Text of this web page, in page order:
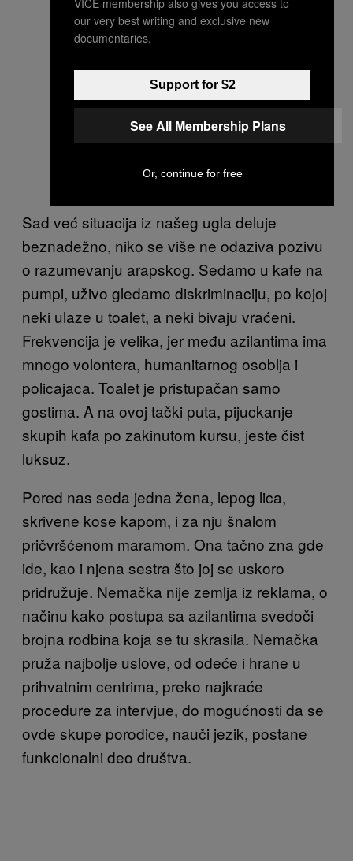
Sad već situacija iz našeg ugla deluje
beznadežno, niko se više ne odaziva pozivu
o razumevanju arapskog. Sedamo u kafe na
pumpi, uživo gledamo diskriminaciju, po kojoj
neki ulaze u toalet, a neki bivaju vraćeni.
Frekvencija je velika, jer među azilantima ima
mnogo volontera, humanitarnog osoblja i
policajaca. Toalet je pristupačan samo
gostima. A na ovoj tački puta, pijuckanje
skupih kafa po zakinutom kursu, jeste čist
luksuz.
Pored nas seda jedna žena, lepog lica,
skrivene kose kapom, i za nju šnalom
pričvršćenom maramom. Ona tačno zna gde
ide, kao i njena sestra što joj se uskoro
pridružuje. Nemačka nije zemlja iz reklama, o
načinu kako postupa sa azilantima svedoči
brojna rodbina koja se tu skrasila. Nemačka
pruža najbolje uslove, od odeće i hrane u
prihvatnim centrima, preko najkraće
procedure za intervjue, do mogućnosti da se
ovde skupe porodice, nauči jezik, postane
funkcionalni deo društva.
our very best writing and exclusive new
documentaries.
Support for $2
See All Membership Plans
Or, continue for free